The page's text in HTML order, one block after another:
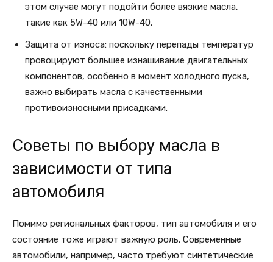
этом случае могут подойти более вязкие масла,
такие как 5W-40 или 10W-40.
Защита от износа: поскольку перепады температур
провоцируют большее изнашивание двигательных
компонентов, особенно в момент холодного пуска,
важно выбирать масла с качественными
противоизносными присадками.
Советы по выбору масла в
зависимости от типа
автомобиля
Помимо региональных факторов, тип автомобиля и его
состояние тоже играют важную роль. Современные
автомобили, например, часто требуют синтетические